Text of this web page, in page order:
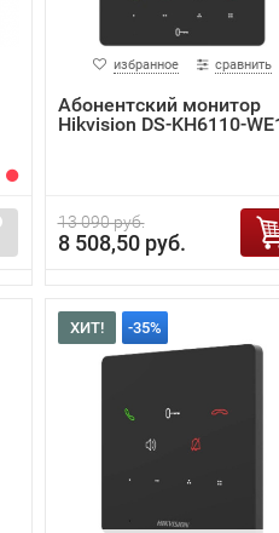
избранное сравнить
Абонентский монитор
Hikvision DS-KH6110-
13 090 руб.
8 508,50 руб.
ХИТ! -35%